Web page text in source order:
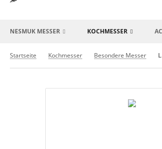
NESMUK MESSER KOCHMESSER
Startseite Kochmesser Besondere Messer